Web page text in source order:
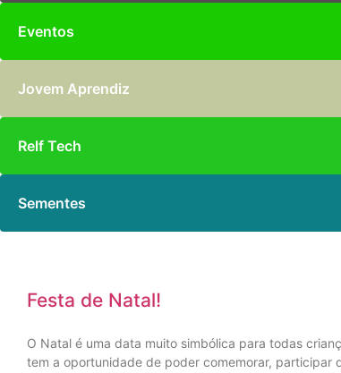
Eventos
Jovem Aprendiz
Relf Tech
Sementes
Festa de Natal!
O Natal é uma data muito simbólica para todas
tem a oportunidade de poder comemorar, participar